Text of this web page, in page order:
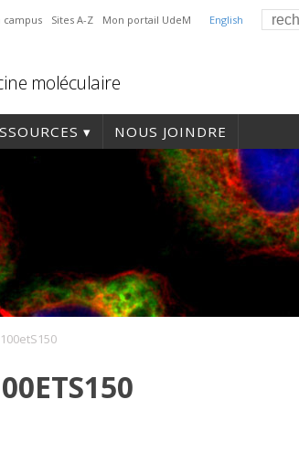
English
campus Sites A-Z Mon portail UdeM
moléculaire
NOUS JOINDRE